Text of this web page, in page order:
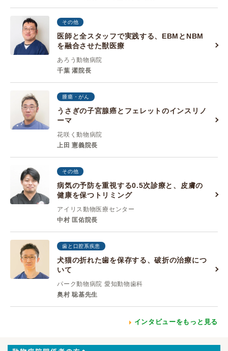
その他
医師と全スタッフで実践する、EBMとNBM
を融合させた獣医療
あろう動物病院
千葉 濯院長
腫瘍・がん
うさぎの子宮腺癌とフェレットのインスリノ
ーマ
花咲く動物病院
上田 憲義院長
その他
病気の予防を重視する0.5次診療と、皮膚の
健康を保つトリミング
アイリス動物医療センター
中村 匡佑院長
歯と口腔系疾患
犬猫の折れた歯を保存する、破折の治療につ
いて
パーク動物病院 愛知動物歯科
奥村 聡基先生
インタビューをもっと見る